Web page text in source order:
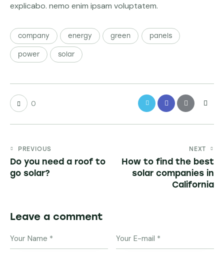
explicabo. nemo enim ipsam voluptatem.
company energy green panels
power solar
0
PREVIOUS
Do you need a roof to
go solar?
NEXT
How to find the best
solar companies in
California
Leave a comment